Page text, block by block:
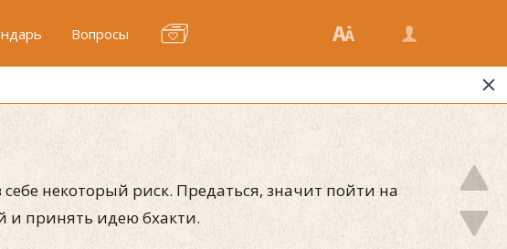
Вопросы
некоторый риск. Предаться, значит пойти на
и принять идею бхакти.